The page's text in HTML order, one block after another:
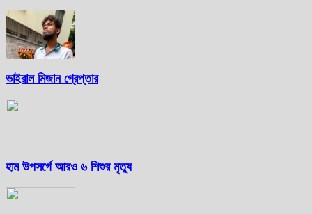
ভাইরাল মিজান গ্রেপ্তার
হাম উপসর্গে আরও ৬ শিশুর মৃত্যু